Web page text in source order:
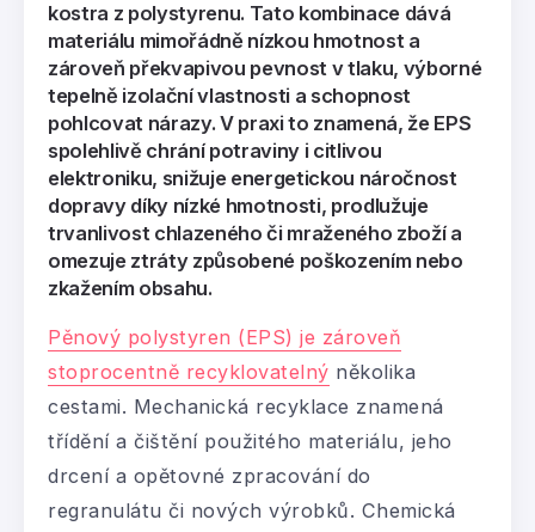
kostra z polystyrenu. Tato kombinace dává
materiálu mimořádně nízkou hmotnost a
zároveň překvapivou pevnost v tlaku, výborné
tepelně izolační vlastnosti a schopnost
pohlcovat nárazy. Vpraxi to znamená, že EPS
spolehlivě chrání potraviny i citlivou
elektroniku, snižuje energetickou náročnost
dopravy díky nízké hmotnosti, prodlužuje
trvanlivost chlazeného či mraženého zboží a
omezuje ztráty způsobené poškozením nebo
zkažením obsahu.
Pěnový polystyren (EPS) je zároveň
stoprocentně recyklovatelný několika
cestami. Mechanická recyklace znamená
třídění a čištění použitého materiálu, jeho
drcení a opětovné zpracování do
regranulátu či nových výrobků. Chemická